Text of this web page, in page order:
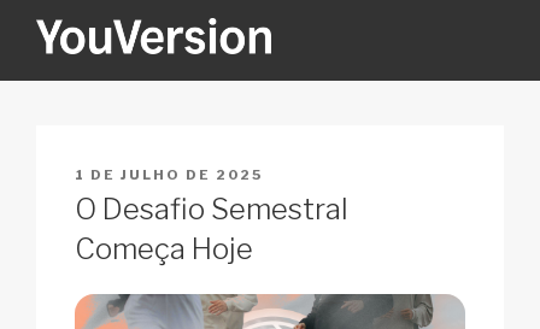
YOUVERSION
PUBLICADO
EM
1 DE JULHO DE 2025
O Desafio Semestral
Começa Hoje